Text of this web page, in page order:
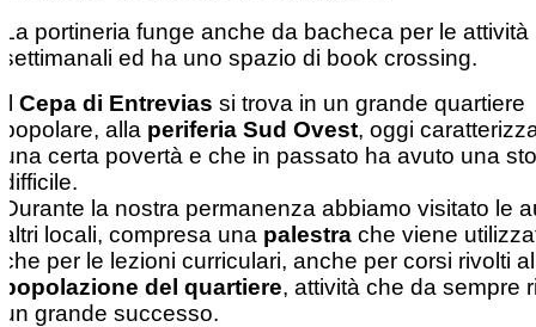
La portineria funge anche da bacheca per le attività
settimanali ed ha uno spazio di book crossing.
Il Cepa di Entrevias si trova in un grande quartiere
popolare, alla periferia Sud Ovest, oggi
una certa povertà e che in passato ha avuto una
difficile.
Durante la nostra permanenza abbiamo visitato le
altri locali, compresa una palestra che viene
che per le lezioni curriculari, anche per corsi rivolti
popolazione del quartiere, attività che da sempre
un grande successo.